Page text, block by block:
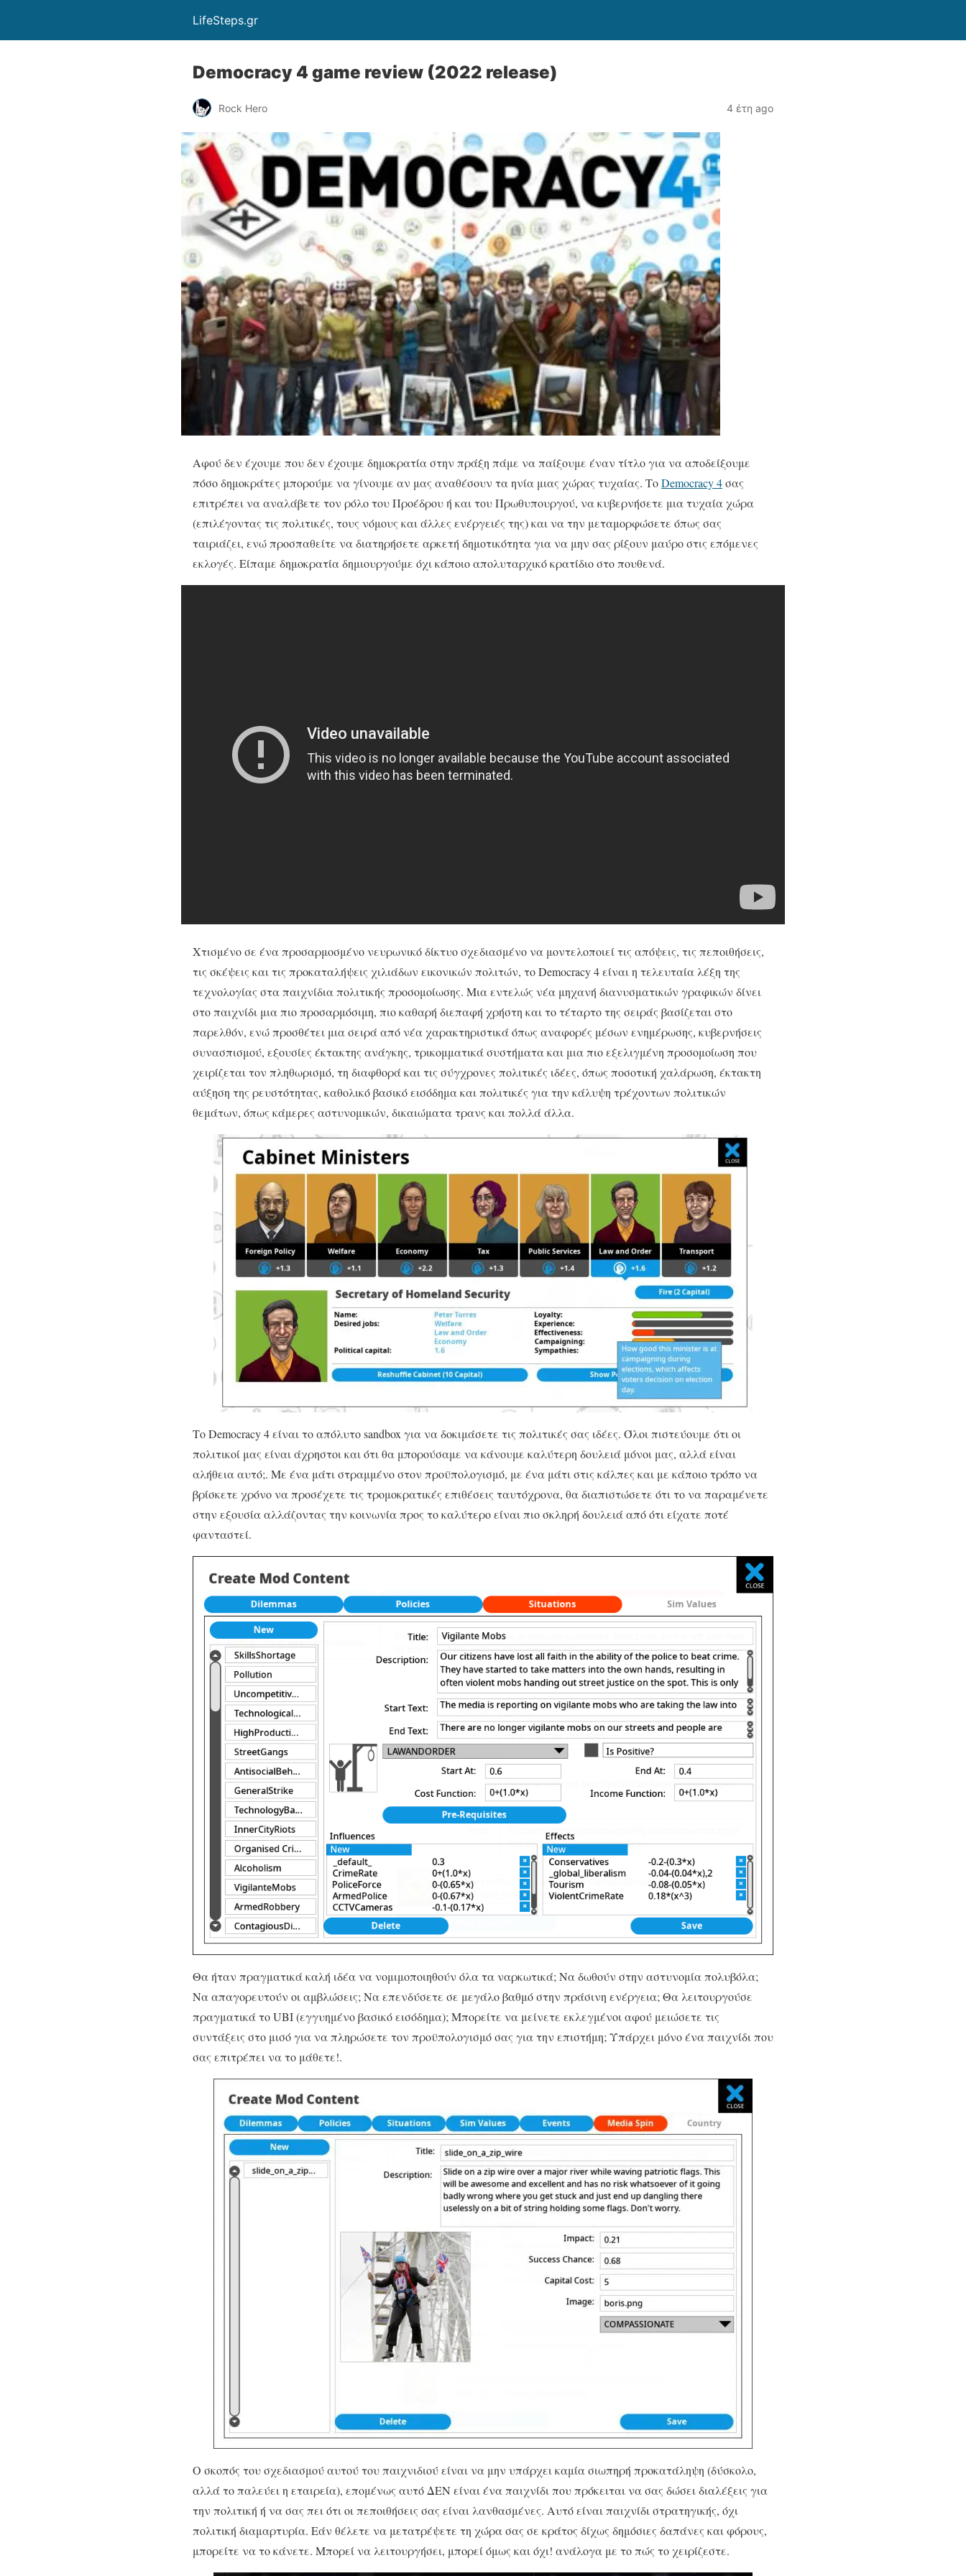
LifeSteps.gr
Democracy 4 game review (2022 release)
Rock Hero 4 έτη ago
Αφού δεν έχουμε που δεν έχουμε δημοκρατία στην πράξη πάμε να παίξουμε έναν τίτλο για να αποδείξουμε
πόσο δημοκράτες μπορούμε να γίνουμε αν μας αναθέσουν τα ηνία μιας χώρας τυχαίας. ΤοDemocracy 4σας
επιτρέπει να αναλάβετε τον ρόλο του Προέδρου ή και του Πρωθυπουργού, να κυβερνήσετε μια τυχαία χώρα
(επιλέγοντας τις πολιτικές, τους νόμους και άλλες ενέργειές της) και να την μεταμορφώσετε όπως σας
ταιριάζει, ενώ προσπαθείτε να διατηρήσετε αρκετή δημοτικότητα για να μην σας ρίξουν μαύρο στις επόμενες
εκλογές. Είπαμε δημοκρατία δημιουργούμε όχι κάποιο απολυταρχικό κρατίδιο στο πουθενά.
Χτισμένο σε ένα προσαρμοσμένο νευρωνικό δίκτυο σχεδιασμένο να μοντελοποιεί τις απόψεις, τις πεποιθήσεις,
τις σκέψεις και τις προκαταλήψεις χιλιάδων εικονικών πολιτών, το Democracy 4 είναι η τελευταία λέξη της
τεχνολογίας στα παιχνίδια πολιτικής προσομοίωσης. Μια εντελώς νέα μηχανή διανυσματικών γραφικών δίνει
στο παιχνίδι μια πιο προσαρμόσιμη, πιο καθαρή διεπαφή χρήστη και το τέταρτο της σειράς βασίζεται στο
παρελθόν, ενώ προσθέτει μια σειρά από νέα χαρακτηριστικά όπως αναφορές μέσων ενημέρωσης, κυβερνήσεις
συνασπισμού, εξουσίες έκτακτης ανάγκης, τρικομματικά συστήματα και μια πιο εξελιγμένη προσομοίωση που
χειρίζεται τον πληθωρισμό, τη διαφθορά και τις σύγχρονες πολιτικές ιδέες, όπως ποσοτική χαλάρωση, έκτακτη
αύξηση της ρευστότητας, καθολικό βασικό εισόδημα και πολιτικές για την κάλυψη τρέχοντων πολιτικών
θεμάτων, όπως κάμερες αστυνομικών, δικαιώματα τρανς και πολλά άλλα.
Το Democracy 4 είναι το απόλυτο sandbox για να δοκιμάσετε τις πολιτικές σας ιδέες. Όλοι πιστεύουμε ότι οι
πολιτικοί μας είναι άχρηστοι και ότι θα μπορούσαμε να κάνουμε καλύτερη δουλειά μόνοι μας, αλλά είναι
αλήθεια αυτό;. Με ένα μάτι στραμμένο στον προϋπολογισμό, με ένα μάτι στις κάλπες και με κάποιο τρόπο να
βρίσκετε χρόνο να προσέχετε τις τρομοκρατικές επιθέσεις ταυτόχρονα, θα διαπιστώσετε ότι το να παραμένετε
στην εξουσία αλλάζοντας την κοινωνία προς το καλύτερο είναι πιο σκληρή δουλειά από ότι είχατε ποτέ
φανταστεί.
Θα ήταν πραγματικά καλή ιδέα να νομιμοποιηθούν όλα τα ναρκωτικά; Να δωθούν στην αστυνομία πολυβόλα;
Να απαγορευτούν οι αμβλώσεις; Να επενδύσετε σε μεγάλο βαθμό στην πράσινη ενέργεια; Θα λειτουργούσε
πραγματικά το UBI (εγγυημένο βασικό εισόδημα); Μπορείτε να μείνετε εκλεγμένοι αφού μειώσετε τις
συντάξεις στο μισό για να πληρώσετε τον προϋπολογισμό σας για την επιστήμη; Υπάρχει μόνο ένα παιχνίδι που
σας επιτρέπει να το μάθετε!.
Ο σκοπός του σχεδιασμού αυτού του παιχνιδιού είναι να μην υπάρχει καμία σιωπηρή προκατάληψη (δύσκολο,
αλλά το παλεύει η εταιρεία), επομένως αυτό ΔΕΝ είναι ένα παιχνίδι που πρόκειται να σας δώσει διαλέξεις για
την πολιτική ή να σας πει ότι οι πεποιθήσεις σας είναι λανθασμένες. Αυτό είναι παιχνίδι στρατηγικής, όχι
πολιτική διαμαρτυρία. Εάν θέλετε να μετατρέψετε τη χώρα σας σε κράτος δίχως δημόσιες δαπάνες και φόρους,
μπορείτε να το κάνετε. Μπορεί να λειτουργήσει, μπορεί όμως και όχι! ανάλογα με το πώς το χειρίζεστε.